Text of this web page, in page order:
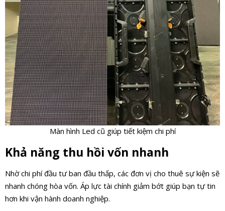
Màn hình Led cũ giúp tiết kiệm chi phí
Khả năng thu hồi vốn nhanh
Nhờ chi phí đầu tư ban đầu thấp, các đơn vị cho thuê sự kiện sẽ
nhanh chóng hòa vốn. Áp lực tài chính giảm bớt giúp bạn tự tin
hơn khi vận hành doanh nghiệp.